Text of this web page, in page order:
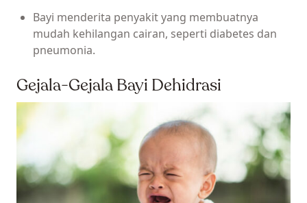
Bayi menderita penyakit yang membuatnya
mudah kehilangan cairan, seperti diabetes dan
pneumonia.
Gejala-Gejala Bayi Dehidrasi